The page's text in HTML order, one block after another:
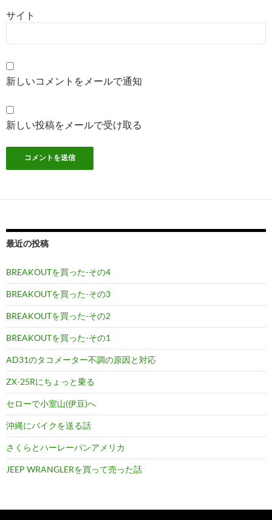
サイト
新しいコメントをメールで通知
新しい投稿をメールで受け取る
最近の投稿
BREAKOUTを買った-その4
BREAKOUTを買った-その3
BREAKOUTを買った-その2
BREAKOUTを買った-その1
AD31のタコメーター不調の原因と対応
ZX-25Rにちょっと乗る
セローで小室山(伊豆)へ
沖縄にバイクを送る話
さくらとハーレーパンアメリカ
JEEP WRANGLERを買って売った話